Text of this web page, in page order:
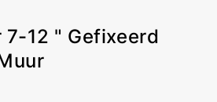
12 " Gefixeerd